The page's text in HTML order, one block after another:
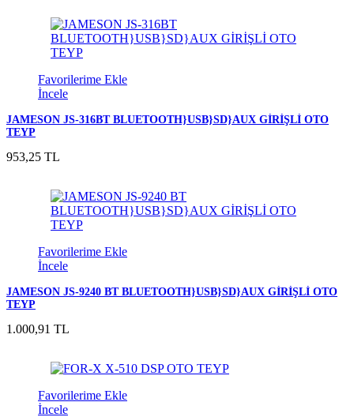
Favorilerime Ekle
İncele
JAMESON JS-316BT BLUETOOTH}USB}SD}AUX GİRİŞLİ OTO
TEYP
953,25 TL
Favorilerime Ekle
İncele
JAMESON JS-9240 BT BLUETOOTH}USB}SD}AUX GİRİŞLİ OTO
TEYP
1.000,91 TL
Favorilerime Ekle
İncele